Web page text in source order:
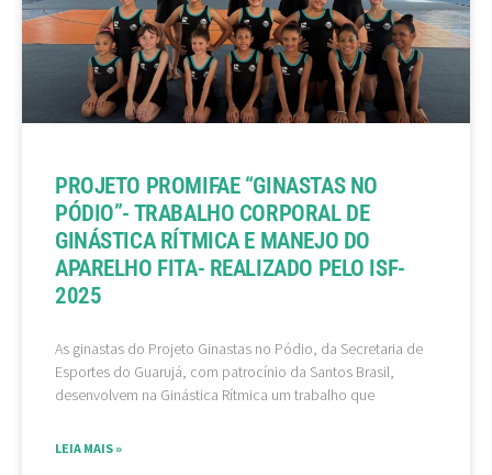
PROJETO PROMIFAE “GINASTAS NO
PÓDIO”- TRABALHO CORPORAL DE
GINÁSTICA RÍTMICA E MANEJO DO
APARELHO FITA- REALIZADO PELO ISF-
2025
As ginastas do Projeto Ginastas no Pódio, da Secretaria de
Esportes do Guarujá, com patrocínio da Santos Brasil,
desenvolvem na Ginástica Rítmica um trabalho que
LEIA MAIS »